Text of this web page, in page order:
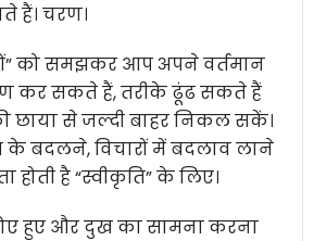
हैं। चरण।
को समझकर आप अपने वर्तमान
कर सकते हैं, तरीके ढूंढ सकते हैं
से जल्दी बाहर निकल सकें।
बदलने, विचारों में बदलाव लाने
है “स्वीकृति” के लिए।
हुए और दुख का सामना करना